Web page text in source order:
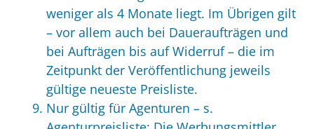
weniger als 4 Monate liegt. Im Übrigen gilt
– vor allem auch bei Daueraufträgen und
bei Aufträgen bis auf Widerruf – die im
Zeitpunkt der Veröffentlichung jeweils
gültige neueste Preisliste.
Nur gültig für Agenturen – s.